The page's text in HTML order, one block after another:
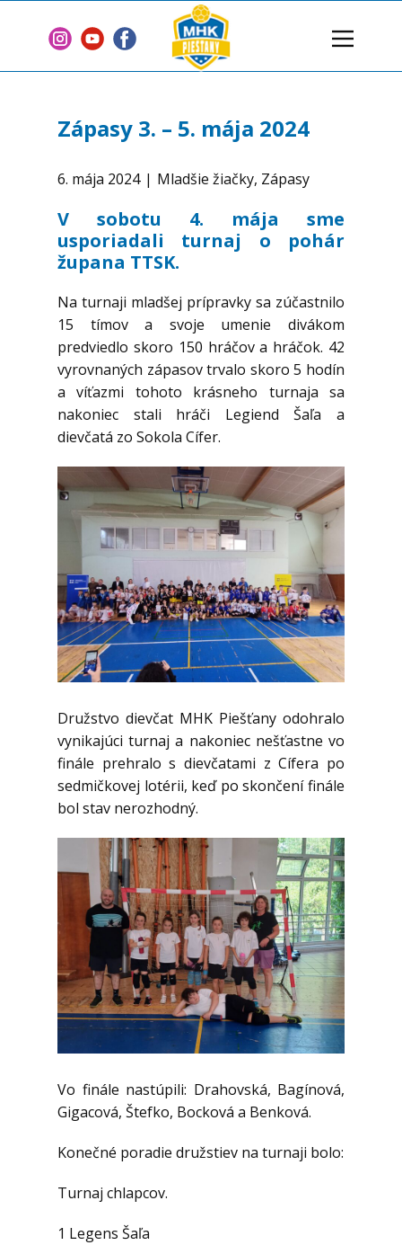
Domov
Tímy
Články
Sponzori
Zmluvy
Kontakt
Zápasy 3. – 5. mája 2024
6. mája 2024 Mladšie žiačky, Zápasy
V sobotu 4. mája sme
usporiadali turnaj o pohár
župana TTSK.
Na turnaji mladšej prípravky sa zúčastnilo
15 tímov a svoje umenie divákom
predviedlo skoro 150 hráčov a hráčok. 42
vyrovnaných zápasov trvalo skoro 5 hodín
a víťazmi tohoto krásneho turnaja sa
nakoniec stali hráči Legiend Šaľa a
dievčatá zo Sokola Cífer.
Družstvo dievčat MHK Piešťany odohralo
vynikajúci turnaj a nakoniec nešťastne vo
finále prehralo s dievčatami z Cífera po
sedmičkovej lotérii, keď po skončení finále
bol stav nerozhodný.
Vo finále nastúpili: Drahovská, Bagínová,
Gigacová, Štefko, Bocková a Benková.
Konečné poradie družstiev na turnaji bolo:
Turnaj chlapcov.
1 Legens Šaľa